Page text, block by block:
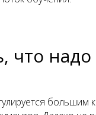
что
большим